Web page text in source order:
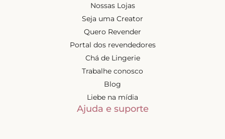
Nossas Lojas
Seja uma Creator
Quero Revender
Portal dos revendedores
Chá de Lingerie
Trabalhe conosco
Blog
Liebe na mídia
Ajuda e suporte